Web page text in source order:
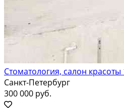
Стоматология, салон красоты
Санкт-Петербург
300 000 руб.